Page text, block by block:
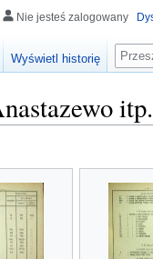
Nie jesteś zalogowany
Wyświetl historię